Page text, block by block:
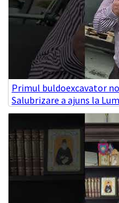
Primul buldoexcavator
Salubrizare a ajuns la